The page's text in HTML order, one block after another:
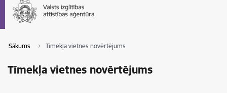
Sākums Tīmekļa vietnes novērtējums
Tīmekļa vietnes novērtējums